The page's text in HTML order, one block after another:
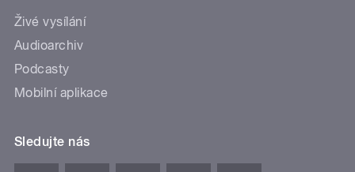
Živé vysílání
Audioarchiv
Podcasty
Mobilní aplikace
Sledujte nás